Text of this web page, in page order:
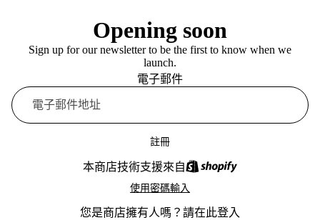
Opening soon
Sign up for our newsletter to be the first to know when we
launch.
電子郵件
註冊
本商店技術支援來自
使用密碼輸入
您是商店擁有人嗎？ 請在此登入